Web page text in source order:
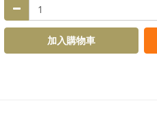
加入購物車